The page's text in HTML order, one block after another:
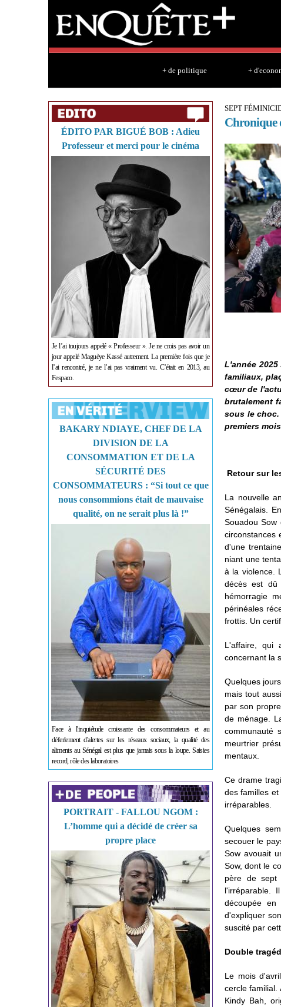
+ de politique +
ÉDITO PAR BIGUÉ BOB : Adieu
Professeur et merci pour le cinéma
Je l’ai toujours appelé « Professeur ». Je ne crois pas avoir un
jour appelé Maguèye Kassé autrement. La première fois que je
l’ai rencontré, je ne l’ai pas vraiment vu. C’était en 2013, au
Fespaco.
BAKARY NDIAYE, CHEF DE LA
DIVISION DE LA
CONSOMMATION ET DE LA
SÉCURITÉ DES
CONSOMMATEURS : “Si tout ce que
nous consommions était de mauvaise
qualité, on ne serait plus là !”
Face à l'inquiétude croissante des consommateurs et au
déferlement d'alertes sur les réseaux sociaux, la qualité des
aliments au Sénégal est plus que jamais sous la loupe. Saisies
record, rôle des laboratoires
PORTRAIT - FALLOU NGOM :
L’homme qui a décidé de créer sa
propre place
SEPT
Chronique
L'année
familiaux,
cœur de
brutalement
sous le choc.
premiers
Retour sur
La nouvelle
Sénégalais.
Souadou Sow
circonstances
d'une
niant une
à la violence.
décès est dû
hémorragie
périnéales
frottis. Un
L'affaire, qui
concernant la
Quelques
mais tout
par son
de ménage.
communauté
meurtrier
mentaux.
Ce drame
des familles
irréparables.
Quelques
secouer le
Sow avouait
Sow, dont le
père de sept
l'irréparable.
découpée en
d'expliquer
suscité par
Double
Le mois
cercle
Kindy Bah,